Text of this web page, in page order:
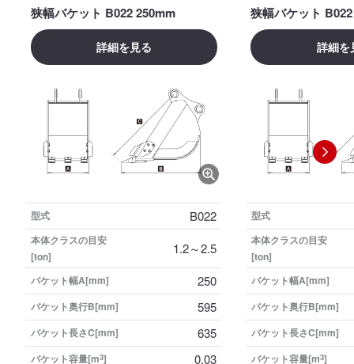
狭幅バケット B022 250mm
詳細を見る
型式 B022
本体クラスの目安
[ton]
1.2～2.5
バケット幅A[mm] 250
バケット奥行B[mm] 595
バケット長さC[mm] 635
バケット容量[m3] 0.03
狭幅バケット
詳細を
型式
本体クラスの目安
[ton]
バケット幅A[mm]
バケット奥行B[mm]
バケット長さC[mm]
バケット容量[m3]